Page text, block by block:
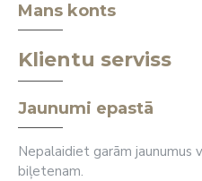
Mans konts
Klientu serviss
Jaunumi epastā
Nepalaidiet garām jaunumus
biļetenam.